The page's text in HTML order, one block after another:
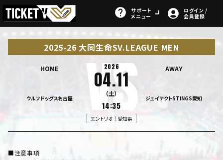
サポート
メニュー
ログイン /
会員登録
2025-26 大同生命SV.LEAGUE MEN
HOME
ウルフドッグス名古屋
2026
04.11
（土）
14:35
AWAY
ジェイテクトSTINGS愛知
エントリオ｜愛知県
■注意事項